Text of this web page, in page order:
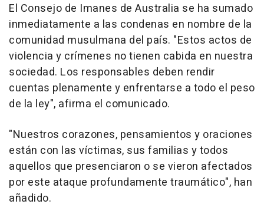
El Consejo de Imanes de Australia se ha sumado
inmediatamente a las condenas en nombre de la
comunidad musulmana del país. "Estos actos de
violencia y crímenes no tienen cabida en nuestra
sociedad. Los responsables deben rendir
cuentas plenamente y enfrentarse a todo el peso
de la ley", afirma el comunicado.
"Nuestros corazones, pensamientos y oraciones
están con las víctimas, sus familias y todos
aquellos que presenciaron o se vieron afectados
por este ataque profundamente traumático", han
añadido.